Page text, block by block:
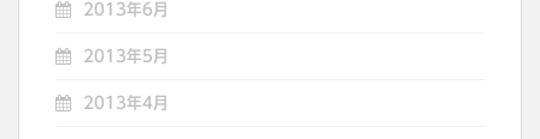
2013年6月
2013年5月
2013年4月